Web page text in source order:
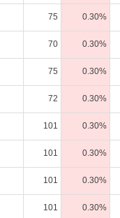
75 0.30%
70 0.30%
75 0.30%
72 0.30%
101 0.30%
101 0.30%
101 0.30%
101 0.30%